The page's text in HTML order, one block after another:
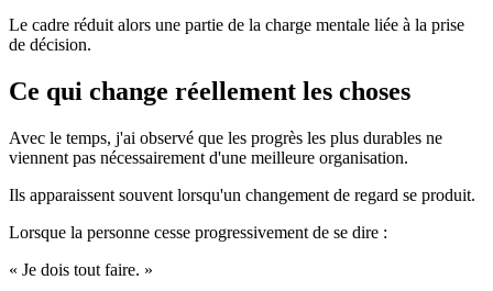
Le cadre réduit alors une partie de la charge mentale liée à la prise
de décision.
Ce qui change réellement les choses
Avec le temps, j'ai observé que les progrès les plus durables ne
viennent pas nécessairement d'une meilleure organisation.
Ils apparaissent souvent lorsqu'un changement de regard se produit.
Lorsque la personne cesse progressivement de se dire :
« Je dois tout faire. »